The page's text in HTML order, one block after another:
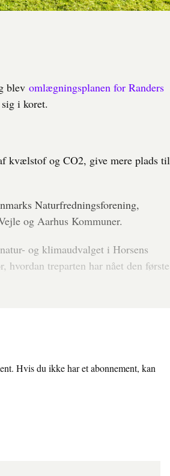
blev omlægningsplanen for Randers
i koret.
kvælstof og CO2, give mere plads til
Naturfredningsforening,
og Aarhus Kommuner.
og klimaudvalget i Horsens
hvordan treparten har nået den første
Hvis du ikke har et abonnement, kan